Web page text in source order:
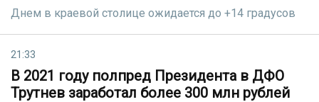
Днем в краевой столице ожидается до +14 градусов
21:33
В 2021 году полпред Президента в ДФО
Трутнев заработал более 300 млн рублей